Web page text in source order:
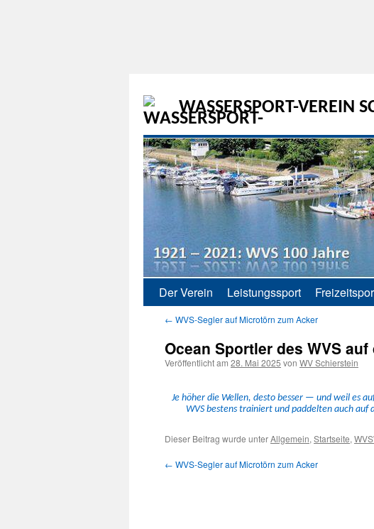
WASSERSPORT-VEREIN
Zum
Inhalt
springen
Der Verein Leistungssport
← WVS-Segler auf Microtörn zum Acker
Ocean Sportler des WVS
Veröffentlicht am 28. Mai 2025 von WV Schierstein
Je höher die Wellen, desto bess­er — und weil es
WVS bestens trainiert und pad­del­ten auch auf
Dieser Beitrag wurde unterAllgemein, Startseite,
← WVS-Segler auf Microtörn zum Acker